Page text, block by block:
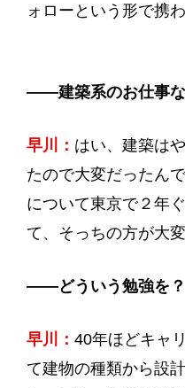
ォローという形で携
——建築系のお仕事な
早川： はい、建築は
たので大変だったん
について東京で２年
て、そっちの方が大変
——どういう勉強を？
早川： 40年ほどキャ
て建物の種類から設